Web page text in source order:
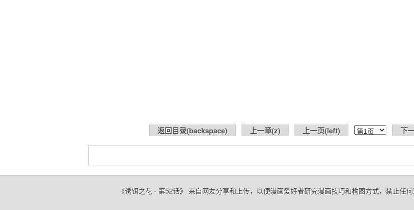
返回目录(backspace) 上一章(z) 上一页(left) 下
《诱饵之花 - 第52话》 来自网友分享和上传，以便漫画爱好者研究漫画技巧和构图方式，禁止任